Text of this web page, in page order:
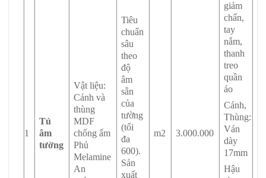
1
Tủ
âm
tường
Vật liệu:
Cánh và
thùng
MDF
chống ẩm
Phủ
Melamine
An
Tiêu
chuẩn
sâu
theo
độ
âm
sẵn
của
tường
(tối
đa
600).
Sản
xuất
m2 3.000.000
giảm
chấn,
tay
nắm,
thanh
treo
quần
áo
Cánh,
Thùng:
Ván
dày
17mm
Hậu